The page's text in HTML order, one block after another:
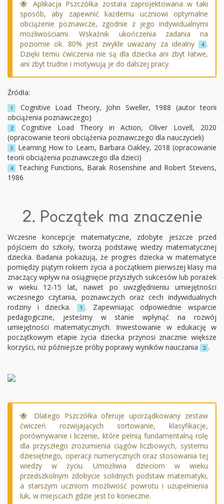
🐝 Aplikacja Pszczółka została zaprojektowana w taki
sposób, aby zapewnić każdemu uczniowi optymalne
obciążenie poznawcze, zgodnie z jego indywidualnymi
możliwościami. Wskaźnik ukończenia zadania na
poziomie ok. 80% jest zwykle uważany za idealny
4 .
Dzięki temu ćwiczenia nie są dla dziecka ani zbyt łatwe,
ani zbyt trudne i motywują je do dalszej pracy.
Źródła:
1
Cognitive Load Theory, John Sweller, 1988 (autor teorii
obciążenia poznawczego)
2
Cognitive Load Theory in Action, Oliver Lovell, 2020
(opracowanie teorii obciążenia poznawczego dla nauczycieli)
3
Learning How to Learn, Barbara Oakley, 2018 (opracowanie
teorii obciążenia poznawczego dla dzieci)
4
Teaching Functions, Barak Rosenshine and Robert Stevens,
1986
2. Początek ma znaczenie
Wczesne koncepcje matematyczne, zdobyte jeszcze przed
pójściem do szkoły, tworzą podstawę wiedzy matematycznej
dziecka. Badania pokazują, że progres dziecka w matematyce
pomiędzy piątym rokiem życia a początkiem pierwszej klasy ma
znaczący wpływ na osiągnięcie przyszłych sukcesów lub porażek
w wieku 12-15 lat, nawet po uwzględnieniu umiejętności
wczesnego czytania, poznawczych oraz cech indywidualnych
rodziny i dziecka.
1 . Zapewniając odpowiednie wsparcie
pedagogiczne, jesteśmy w stanie wpłynąć na rozwój
umiejętności matematycznych. Inwestowanie w edukację w
początkowym etapie życia dziecka przynosi znacznie większe
korzyści, niż późniejsze próby poprawy wyników nauczania
2 .
🐝 Dlatego Pszczółka oferuje uporządkowany zestaw
ćwiczeń rozwijających sortowanie, klasyfikacje,
porównywanie i liczenie, które pełnią fundamentalną rolę
dla przyszłego zrozumienia ciągów liczbowych, systemu
dziesiętnego, operacji numerycznych oraz stosowania tej
wiedzy w życiu. Umożliwia dzieciom w wieku
przedszkolnym zdobycie solidnych podstaw matematyki,
a starszym uczniom możliwość powrotu i uzupełnienia
luk, w miejscach gdzie jest to konieczne.